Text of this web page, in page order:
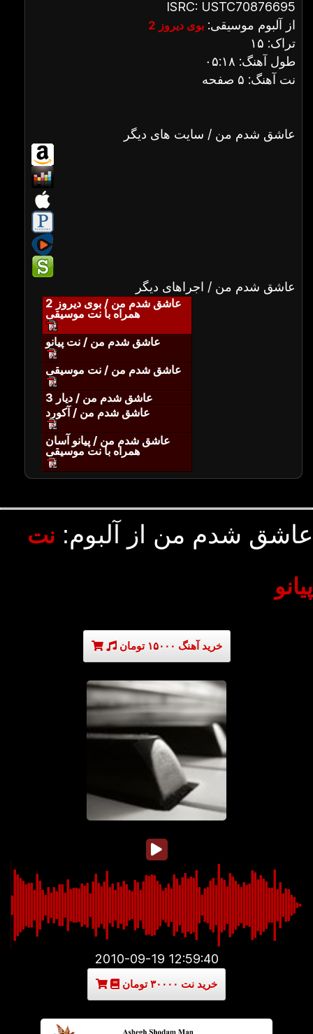
ISRC: USTC70876695
از آلبوم موسیقی: بوی دیروز 2
تراک: ۱۵
طول آهنگ: ۰۵:۱۸
نت آهنگ: ۵ صفحه
عاشق شدم من / سایت های دیگر
عاشق شدم من / اجراهای دیگر
عاشق شدم من / بوی دیروز 2
همراه با نت موسیقی
عاشق شدم من / نت پیانو
عاشق شدم من / نت موسیقی
عاشق شدم من / دیار 3
عاشق شدم من / آکورد
عاشق شدم من / پیانو آسان
همراه با نت موسیقی
عاشق شدم من از آلبوم: نت
پیانو
خرید آهنگ ۱۵۰۰۰ تومان
2010-09-19 12:59:40
خرید نت ۳۰۰۰۰ تومان